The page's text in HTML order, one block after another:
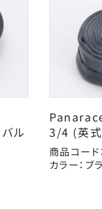
ブパーツ
ジナル
ル
3/4 (英
商品コー
カラー：ブ